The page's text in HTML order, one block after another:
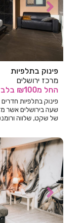
חדרים לפי שעה
חדרים לפי שעה
חדרים לפי
חדרים לפי שעה
חדרים לפי שעה
חדרים לפי שעה
חדרים לפי שעה
חדרים לפי שעה
חדרים לפי שעה
חדרים לפי שעה
חדרים לפי שעה
פינוק בתלפיות
מרכז ירושלים
החל מ₪100
פינוק בתלפיות
שעה בירושלים אשר
של שקט, שלווה